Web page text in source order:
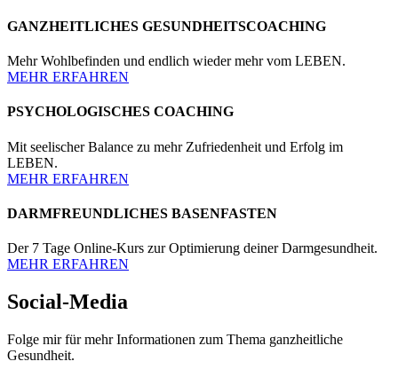
GANZHEITLICHES GESUNDHEITSCOACHING
Mehr Wohlbefinden und endlich wieder mehr vom LEBEN.
MEHR ERFAHREN
PSYCHOLOGISCHES COACHING
Mit seelischer Balance zu mehr Zufriedenheit und Erfolg im
LEBEN.
MEHR ERFAHREN
DARMFREUNDLICHES BASENFASTEN
Der 7 Tage Online-Kurs zur Optimierung deiner Darmgesundheit.
MEHR ERFAHREN
Social-Media
Folge mir für mehr Informationen zum Thema ganzheitliche
Gesundheit.